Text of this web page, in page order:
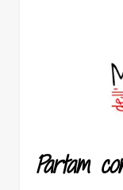
Partam